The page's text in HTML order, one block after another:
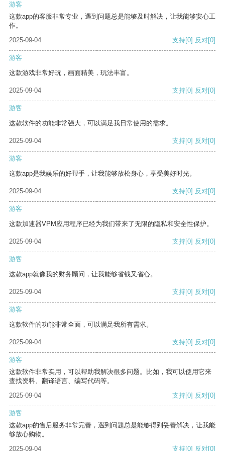
游客
这款app的客服非常专业，遇到问题总是能够及时解决，让我能够安心工
作。
2025-09-04
支持[0] 反对[0]
游客
这款游戏非常好玩，画面精美，玩法丰富。
2025-09-04 支持[0] 反对[0]
游客
这款软件的功能非常强大，可以满足我日常使用的需求。
2025-09-04 支持[0] 反对[0]
游客
这款app是我娱乐的好帮手，让我能够放松身心，享受美好时光。
2025-09-04 支持[0] 反对[0]
游客
这款加速器VPM应用程序已经为我们带来了无限的隐私和安全性保护。
2025-09-04 支持[0] 反对[0]
游客
这款app就像我的财务顾问，让我能够省钱又省心。
2025-09-04 支持[0] 反对[0]
游客
这款软件的功能非常全面，可以满足我所有需求。
2025-09-04 支持[0] 反对[0]
游客
这款软件非常实用，可以帮助我解决很多问题。比如，我可以使用它来
查找资料、翻译语言、编写代码等。
2025-09-04
支持[0] 反对[0]
游客
这款app的售后服务非常完善，遇到问题总是能够得到妥善解决，让我能
够放心购物。
2025-09-04
支持[0] 反对[0]